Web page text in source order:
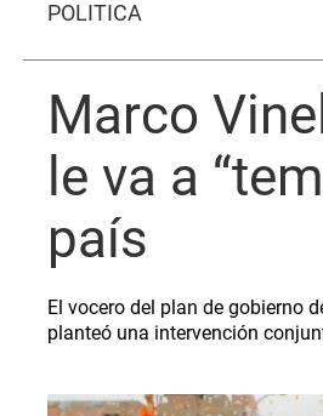
POLÍTICA
Marco
le va a
país
El vocero del plan de gobierno
planteó una intervención